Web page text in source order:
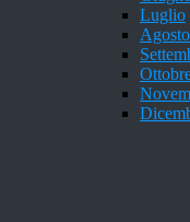
Luglio
Agosto